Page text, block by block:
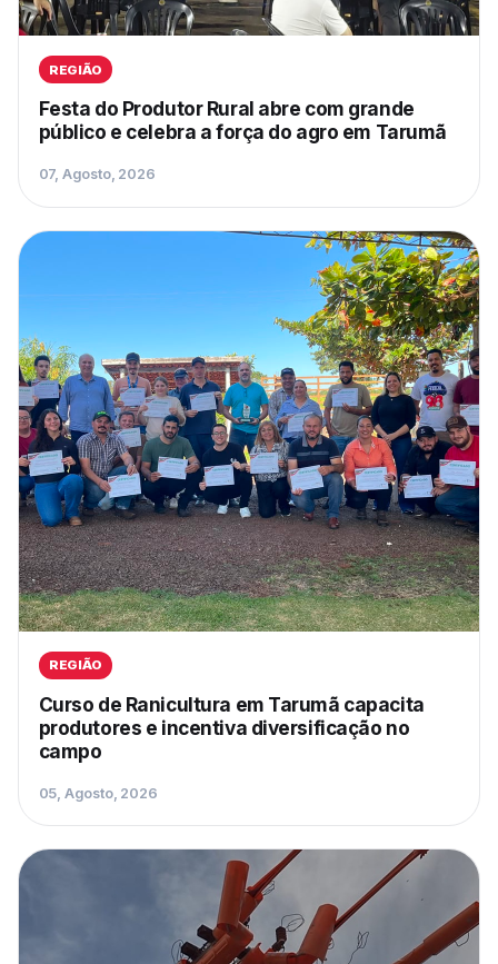
REGIÃO
Festa do Produtor Rural abre com grande
público e celebra a força do agro em Tarumã
07, Agosto, 2026
REGIÃO
Curso de Ranicultura em Tarumã capacita
produtores e incentiva diversificação no
campo
05, Agosto, 2026